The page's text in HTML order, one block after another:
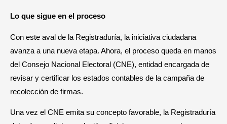
Lo que sigue en el proceso
Con este aval de la Registraduría, la iniciativa ciudadana
avanza a una nueva etapa. Ahora, el proceso queda en manos
del Consejo Nacional Electoral (CNE), entidad encargada de
revisar y certificar los estados contables de la campaña de
recolección de firmas.
Una vez el CNE emita su concepto favorable, la Registraduría